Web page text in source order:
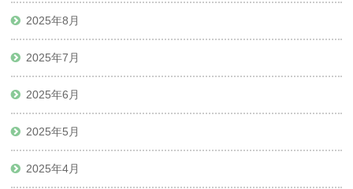
2025年8月
2025年7月
2025年6月
2025年5月
2025年4月